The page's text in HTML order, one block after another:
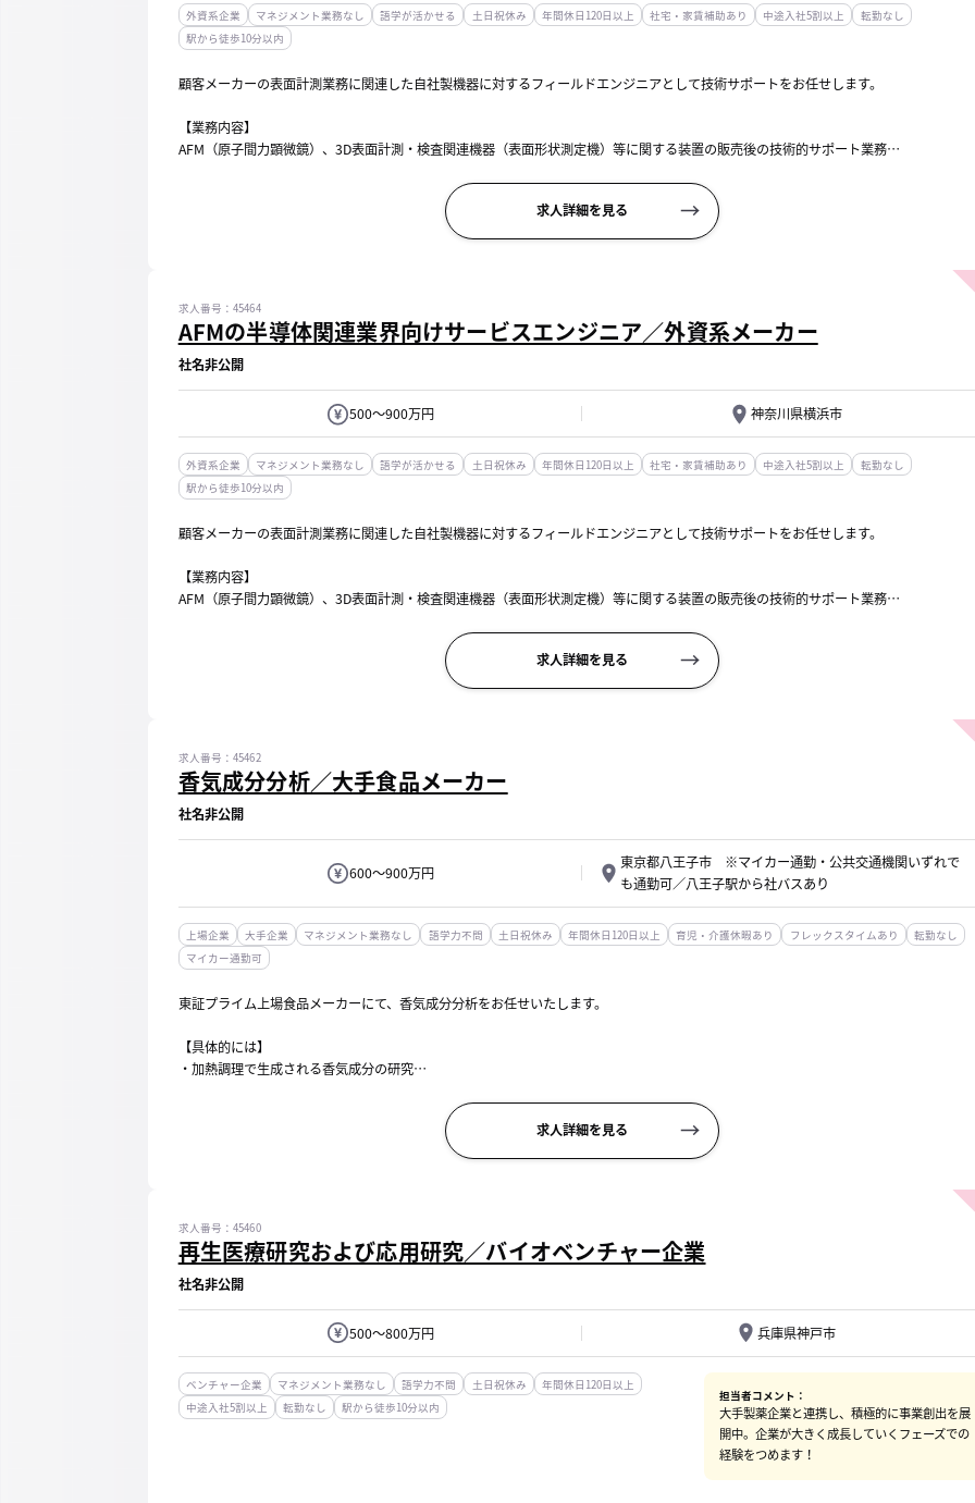
外資系企業 マネジメント業務なし 語学が活かせる 土日祝休み 年間休日120日以上 社宅・家賃補助あり 中途入社5割以上
転勤なし
駅から徒歩10分以内
顧客メーカーの表面計測業務に関連した自社製機器に対するフィールドエンジニアとして技術サポートをお任せします。
【業務内容】
AFM（原子間力顕微鏡）、3D表面計測・検査関連機器（表面形状測定機）等に関する装置の販売後の技術的サポート業務
求人詳細を見る
AFMの半導体関連業界向けサービスエンジニア／外資系メーカー
求人番号：45464
社名非公開
神奈川県横浜市
500～900万円
外資系企業 マネジメント業務なし 語学が活かせる 土日祝休み 年間休日120日以上 社宅・家賃補助あり 中途入社5割以上
転勤なし
駅から徒歩10分以内
顧客メーカーの表面計測業務に関連した自社製機器に対するフィールドエンジニアとして技術サポートをお任せします。
【業務内容】
AFM（原子間力顕微鏡）、3D表面計測・検査関連機器（表面形状測定機）等に関する装置の販売後の技術的サポート業務
求人詳細を見る
香気成分分析／大手食品メーカー
求人番号：45462
社名非公開
東京都八王子市 ※マイカー通勤・公共交通機関いずれで
も通勤可／八王子駅から社バスあり
600～900万円
上場企業 大手企業 マネジメント業務なし 語学力不問 土日祝休み 年間休日120日以上 育児・介護休暇あり フレックスタイムあり
転勤なし
マイカー通勤可
東証プライム上場食品メーカーにて、香気成分分析をお任せいたします。
【具体的には】
・加熱調理で生成される香気成分の研究
・機能性素材の開発（リアクションフレーバー）
求人詳細を見る
再生医療研究および応用研究／バイオベンチャー企業
求人番号：45460
社名非公開
兵庫県神戸市
500～800万円
ベンチャー企業 マネジメント業務なし 語学力不問 土日祝休み
年間休日120日以上
中途入社5割以上
転勤なし 駅から徒歩10分以内
担当者コメント：
大手製薬企業と連携し、積極的に事業創出を展
開中。企業が大きく成長していくフェーズでの
経験をつめます！